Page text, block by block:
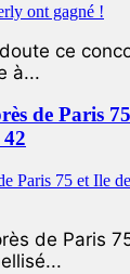
ce
à...
de Paris
de Paris